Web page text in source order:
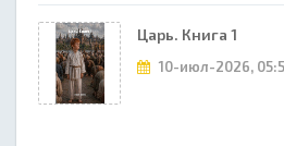
Царь. Книга 1
10-июл-2026,